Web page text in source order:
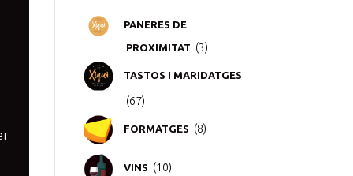
PANERES DE
PROXIMITAT 33
TASTOS I MARIDATGES
6767
FORMATGES 8productes
VINS 10productes